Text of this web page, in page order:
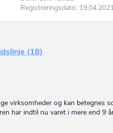
Registreringsdato:
(18)
virksomheder og kan betegnes
har indtil nu varet i mere end 9